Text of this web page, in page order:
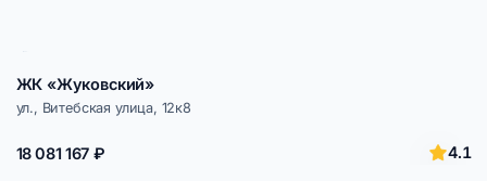
ЖК «Жуковский»
ул., Витебская улица, 12к8
18 081 167 ₽ 4.1